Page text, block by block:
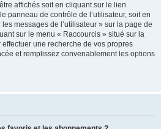
affichés soit en cliquant sur le lien
panneau de contrôle de l’utilisateur, soit en
messages de l’utilisateur » sur la page de
sur le menu « Raccourcis » situé sur la
une recherche de vos propres
et remplissez convenablement les options